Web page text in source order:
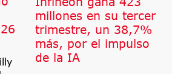
millones en su tercer
trimestre, un 38,7%
más, por el impulso
de la IA